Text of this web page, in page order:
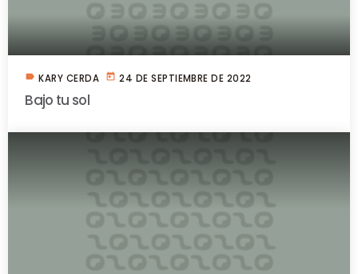
label KARY CERDA today 24 DE SEPTIEMBRE DE 2022
Bajo tu sol